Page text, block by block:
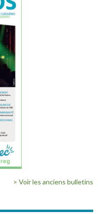
> Voir les anciens bulletins